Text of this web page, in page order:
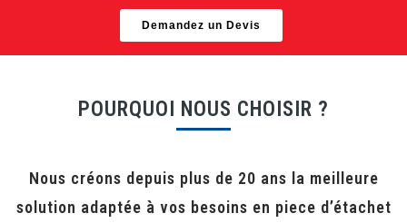
Demandez un Devis
POURQUOI NOUS CHOISIR ?
Nous créons depuis plus de 20 ans la meilleure
solution adaptée à vos besoins en piece d’étachet